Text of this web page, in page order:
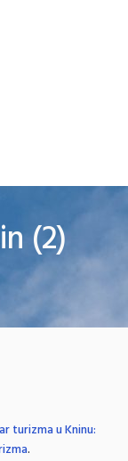
(2)
turizma u Kninu:
.